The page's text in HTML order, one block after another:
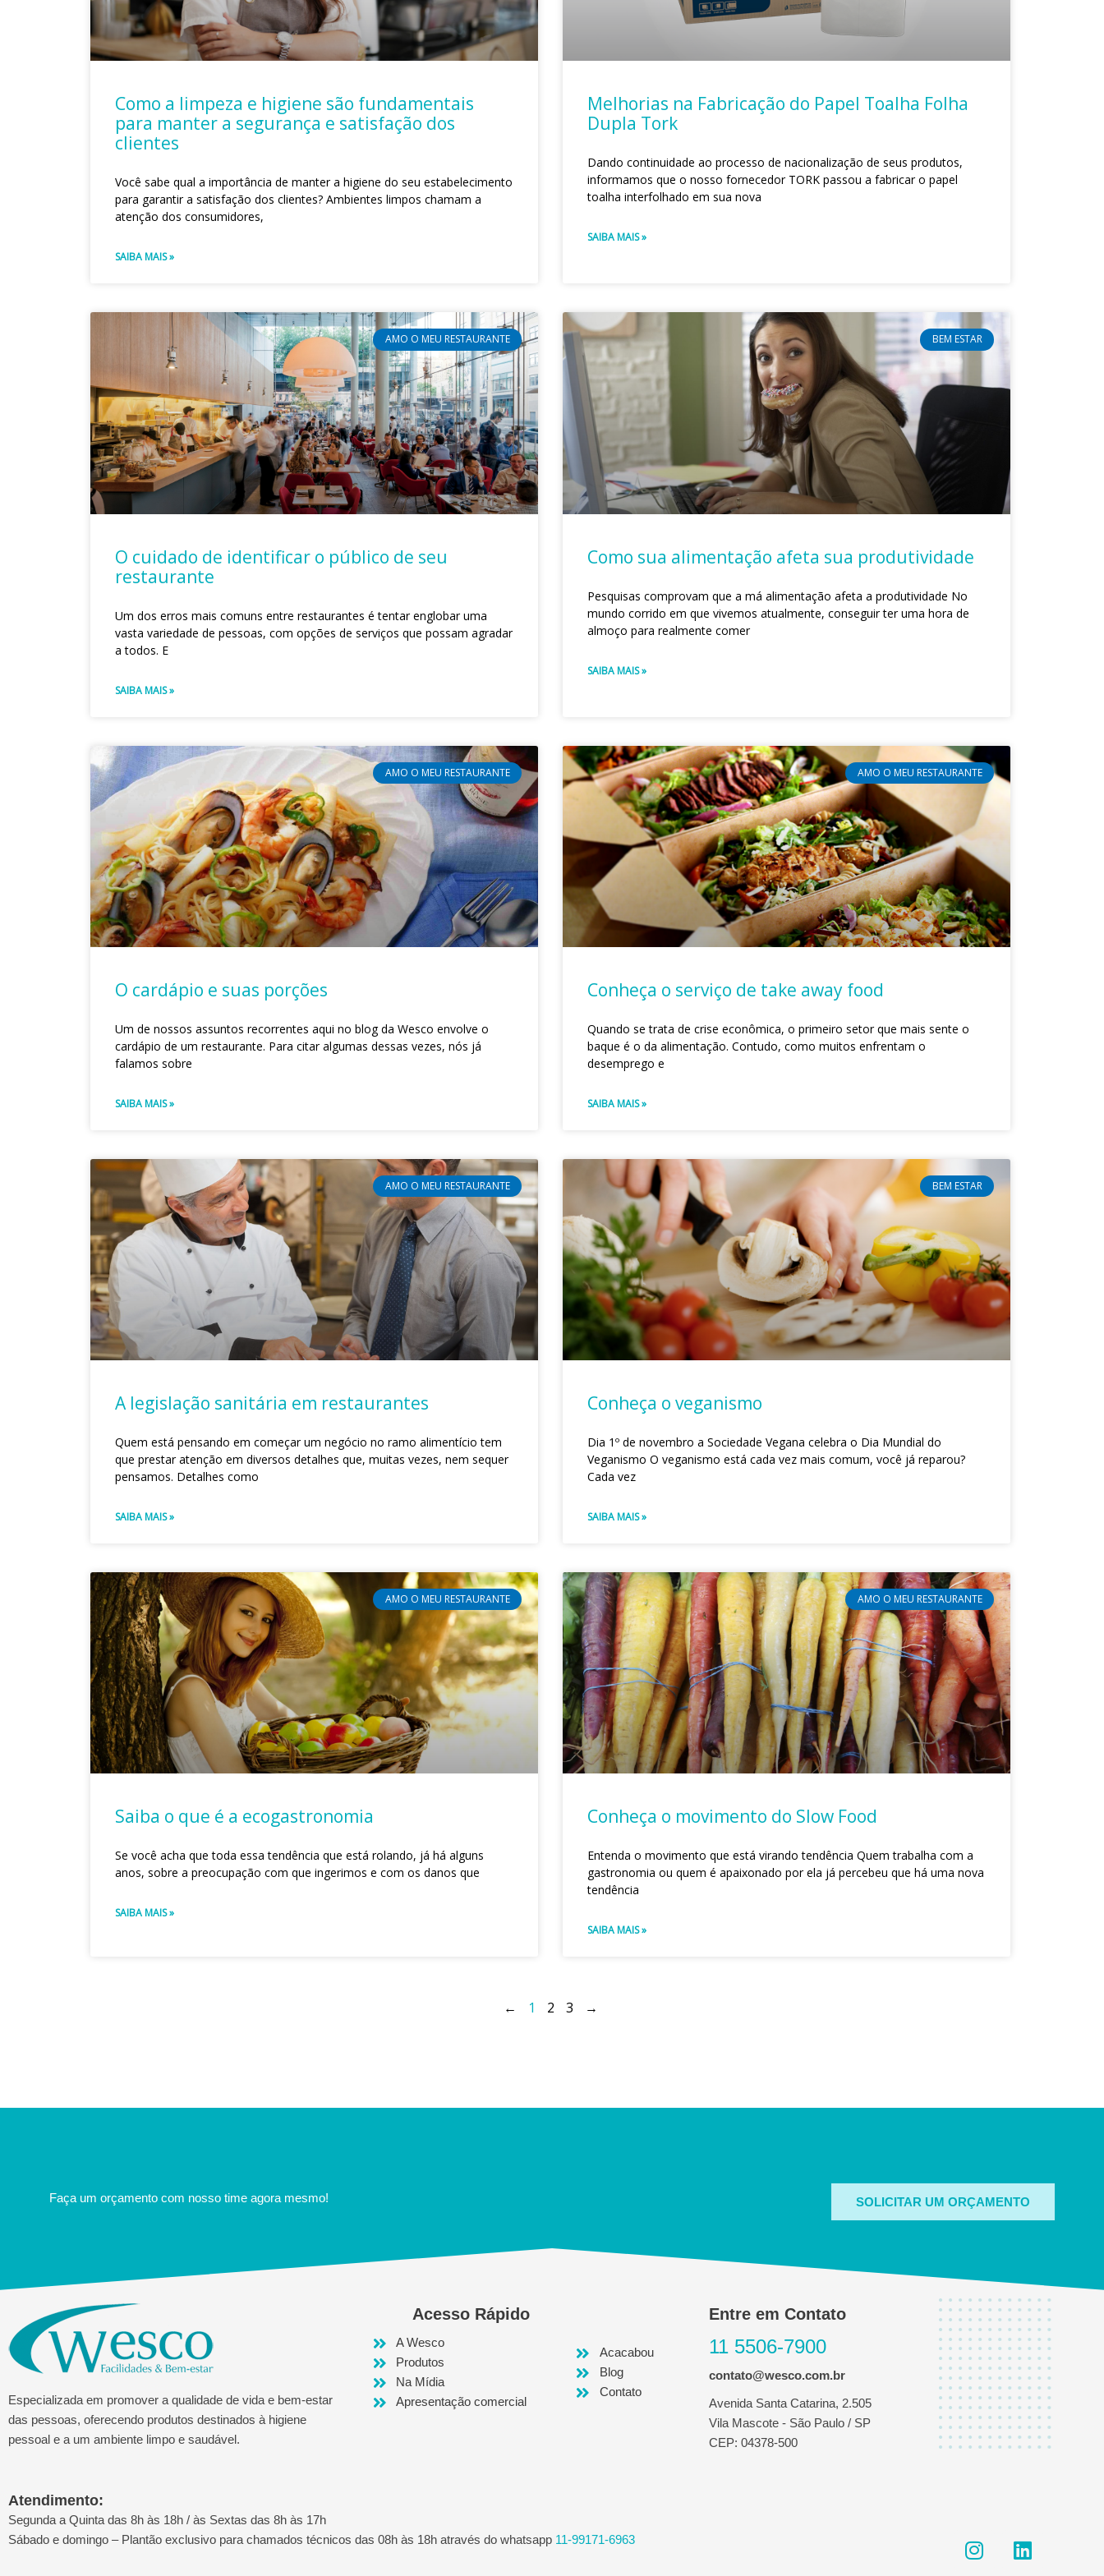
Como a limpeza e higiene são fundamentais
para manter a segurança e satisfação dos
clientes
Você sabe qual a importância de manter a higiene do seu estabelecimento
para garantir a satisfação dos clientes? Ambientes limpos chamam a
atenção dos consumidores,
SAIBA MAIS »
Melhorias na Fabricação do Papel Toalha Folha
Dupla Tork
Dando continuidade ao processo de nacionalização de seus produtos,
informamos que o nosso fornecedor TORK passou a fabricar o papel
toalha interfolhado em sua nova
SAIBA MAIS »
AMO O MEU RESTAURANTE
O cuidado de identificar o público de seu
restaurante
Um dos erros mais comuns entre restaurantes é tentar englobar uma
vasta variedade de pessoas, com opções de serviços que possam agradar
a todos. E
SAIBA MAIS »
BEM ESTAR
Como sua alimentação afeta sua produtividade
Pesquisas comprovam que a má alimentação afeta a produtividade No
mundo corrido em que vivemos atualmente, conseguir ter uma hora de
almoço para realmente comer
SAIBA MAIS »
AMO O MEU RESTAURANTE
O cardápio e suas porções
Um de nossos assuntos recorrentes aqui no blog da Wesco envolve o
cardápio de um restaurante. Para citar algumas dessas vezes, nós já
falamos sobre
SAIBA MAIS »
AMO O MEU RESTAURANTE
Conheça o serviço de take away food
Quando se trata de crise econômica, o primeiro setor que mais sente o
baque é o da alimentação. Contudo, como muitos enfrentam o
desemprego e
SAIBA MAIS »
AMO O MEU RESTAURANTE
A legislação sanitária em restaurantes
Quem está pensando em começar um negócio no ramo alimentício tem
que prestar atenção em diversos detalhes que, muitas vezes, nem sequer
pensamos. Detalhes como
SAIBA MAIS »
BEM ESTAR
Conheça o veganismo
Dia 1º de novembro a Sociedade Vegana celebra o Dia Mundial do
Veganismo O veganismo está cada vez mais comum, você já reparou?
Cada vez
SAIBA MAIS »
AMO O MEU RESTAURANTE
Saiba o que é a ecogastronomia
Se você acha que toda essa tendência que está rolando, já há alguns
anos, sobre a preocupação com que ingerimos e com os danos que
SAIBA MAIS »
AMO O MEU RESTAURANTE
Conheça o movimento do Slow Food
Entenda o movimento que está virando tendência Quem trabalha com a
gastronomia ou quem é apaixonado por ela já percebeu que há uma nova
tendência
SAIBA MAIS »
← 1 2 3 →
Faça um orçamento com nosso time agora mesmo! SOLICITAR UM ORÇAMENTO
Especializada em promover a qualidade de vida e bem-estar
das pessoas, oferecendo produtos destinados à higiene
pessoal e a um ambiente limpo e saudável.
Acesso Rápido
A Wesco
Produtos
Na Mídia
Apresentação comercial
Acacabou
Blog
Contato
Entre em Contato
11 5506-7900
contato@wesco.com.br
Avenida Santa Catarina, 2.505
Vila Mascote - São Paulo / SP
CEP: 04378-500
Atendimento:
Segunda a Quinta das 8h às 18h / às Sextas das 8h às 17h
Sábado e domingo – Plantão exclusivo para chamados técnicos das 08h às 18h através do whatsapp 11-99171-6963 I
n
L
i